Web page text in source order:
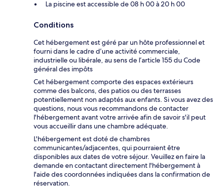
La piscine est accessible de 08 h 00 à 20 h 00
Conditions
Cet hébergement est géré par un hôte professionnel et
fourni dans le cadre d’une activité commerciale,
industrielle ou libérale, au sens de l’article 155 du Code
général des impôts
Cet hébergement comporte des espaces extérieurs
comme des balcons, des patios ou des terrasses
potentiellement non adaptés aux enfants. Si vous avez des
questions, nous vous recommandons de contacter
l'hébergement avant votre arrivée afin de savoir s'il peut
vous accueillir dans une chambre adéquate.
L'hébergement est doté de chambres
communicantes/adjacentes, qui pourraient être
disponibles aux dates de votre séjour. Veuillez en faire la
demande en contactant directement l'hébergement à
l'aide des coordonnées indiquées dans la confirmation de
réservation.